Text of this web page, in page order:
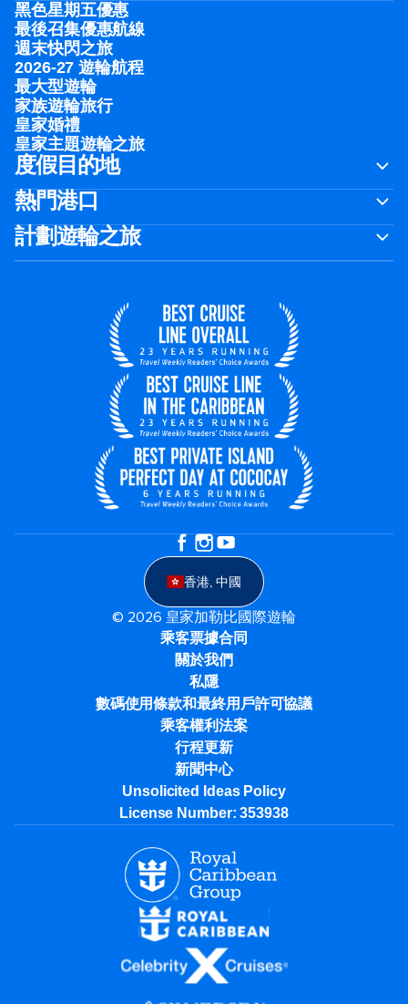
黑色星期五優惠
最後召集優惠航線
週末快閃之旅
2026-27 遊輪航程
最大型遊輪
家族遊輪旅行
皇家婚禮
皇家主題遊輪之旅
度假目的地
熱門港口
計劃遊輪之旅
香港, 中國
© 2026 皇家加勒比國際遊輪
乘客票據合同
關於我們
私隱
數碼使用條款和最終用戶許可協議
乘客權利法案
行程更新
新聞中心
Unsolicited Ideas Policy
License Number: 353938